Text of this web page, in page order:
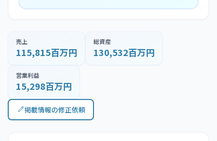
売上
115,815百万円
総資産
130,532百万円
営業利益
15,298百万円
掲載情報の修正依頼